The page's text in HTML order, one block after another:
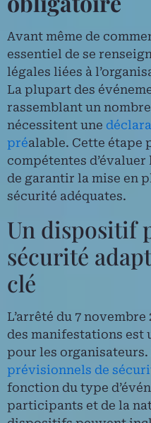
Avant même de
essentiel de se
légales liées à
La plupart des
rassemblant un
nécessitent une
préalable. Cette étape
compétentes
de garantir la mise en
sécurité adéquates.
Un dispositif
sécurité
clé
L’arrêté du 7
des manifestations est
pour les
prévisionnels de
fonction du type
participants et de la